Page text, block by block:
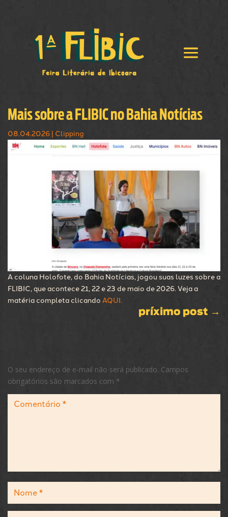
Mais sobre a FLIBIC no Bahia Notícias
08.04.2026 | Clipping
A coluna Holofote, do Bahia Notícias, jogou suas luzes sobre a
FLIBIC, que acontece 21, 22 e 23 de maio de 2026. Veja a
matéria completa clicando AQUI.
príximo post →
O seu endereço de e-mail não será publicado. Campos
obrigatórios são marcados com *